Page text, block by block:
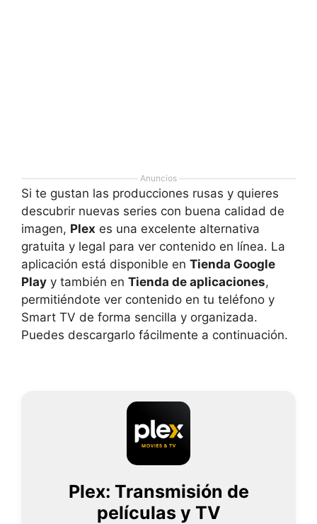
Anuncios
Si te gustan las producciones rusas y quieres
descubrir nuevas series con buena calidad de
imagen, Plex es una excelente alternativa
gratuita y legal para ver contenido en línea. La
aplicación está disponible en Tienda Google
Play y también en Tienda de aplicaciones,
permitiéndote ver contenido en tu teléfono y
Smart TV de forma sencilla y organizada.
Puedes descargarlo fácilmente a continuación.
Plex: Transmisión de
películas y TV